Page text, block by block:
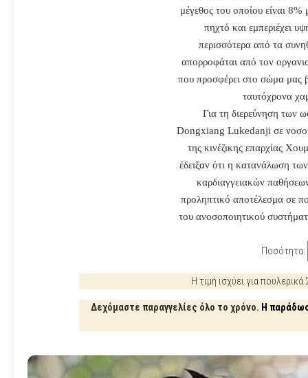
μέγεθος του οποίου είναι
πηχτό και εμπεριέχει
περισσότερα από τα
απορροφάται από τον
που προσφέρει στο σώμα μας
ταυτόχρονα
Για τη διερεύνηση των
Dongxiang Lukedanji σε
της κινέζικης επαρχίας
έδειξαν ότι η κατανάλωση
καρδιαγγειακών
προληπτικό αποτέλεσμα σε
του ανοσοποιητικού
Ποσότητα:
Η τιμή ισχύει για
Δεχόμαστε παραγγελίες όλο το χρόνο. Η